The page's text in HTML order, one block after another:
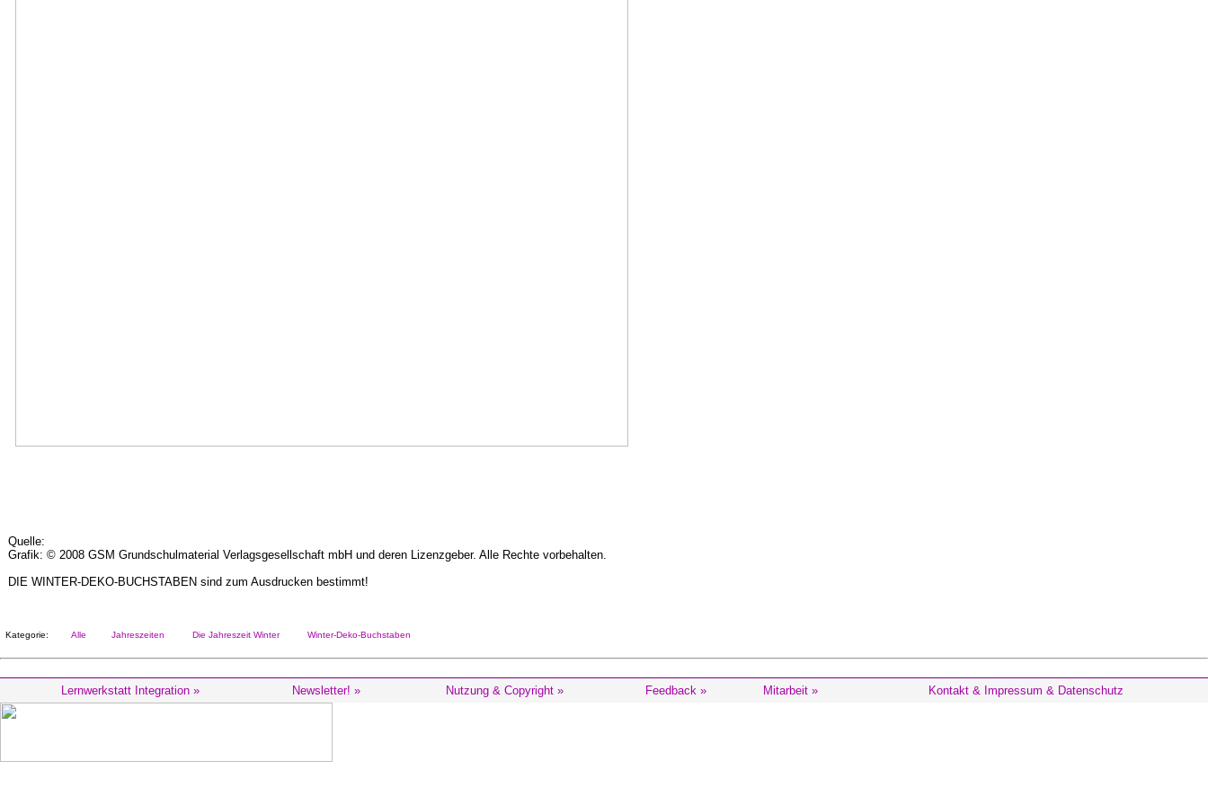
Quelle:
Grafik: © 2008 GSM Grundschulmaterial Verlagsgesellschaft mbH und deren Lizenzgeber. Alle Rechte vorbehalten.
DIE WINTER-DEKO-BUCHSTABEN sind zum Ausdrucken bestimmt!
Kategorie: Alle Jahreszeiten Die Jahreszeit Winter Winter-Deko-Buchstaben
Lernwerkstatt Integration » Newsletter! » Nutzung & Copyright » Feedback » Mitarbeit » Kontakt & Impressum & Datenschutz